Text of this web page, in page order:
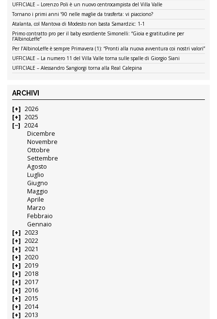
UFFICIALE – Lorenzo Poli è un nuovo centrocampista del Villa Valle
Tornano i primi anni ’90 nelle maglie da trasferta: vi piacciono?
Atalanta, col Mantova di Modesto non basta Samardzic: 1-1
Primo contratto pro per il baby esordiente Simonelli: “Gioia e gratitudine per
l’AlbinoLeffe”
Per l’AlbinoLeffe è sempre Primavera (1): “Pronti alla nuova avventura coi nostri valori”
UFFICIALE – La numero 11 del Villa Valle torna sulle spalle di Giorgio Siani
UFFICIALE – Alessandro Sangiorgi torna alla Real Calepina
ARCHIVI
2026
2025
2024
Dicembre
Novembre
Ottobre
Settembre
Agosto
Luglio
Giugno
Maggio
Aprile
Marzo
Febbraio
Gennaio
2023
2022
2021
2020
2019
2018
2017
2016
2015
2014
2013